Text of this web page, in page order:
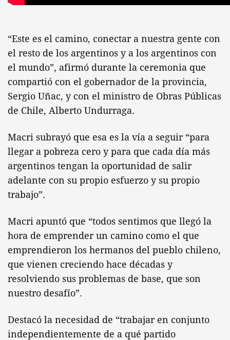
“Este es el camino, conectar a nuestra gente con
el resto de los argentinos y a los argentinos con
el mundo”, afirmó durante la ceremonia que
compartió con el gobernador de la provincia,
Sergio Uñac, y con el ministro de Obras Públicas
de Chile, Alberto Undurraga.
Macri subrayó que esa es la vía a seguir “para
llegar a pobreza cero y para que cada día más
argentinos tengan la oportunidad de salir
adelante con su propio esfuerzo y su propio
trabajo”.
Macri apuntó que “todos sentimos que llegó la
hora de emprender un camino como el que
emprendieron los hermanos del pueblo chileno,
que vienen creciendo hace décadas y
resolviendo sus problemas de base, que son
nuestro desafío”.
Destacó la necesidad de “trabajar en conjunto
independientemente de a qué partido